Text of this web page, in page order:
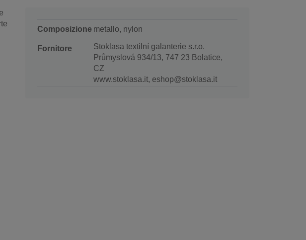
Composizione metallo, nylon
Fornitore
Stoklasa textilní galanterie s.r.o.
Průmyslová 934/13, 747 23 Bolatice,
CZ
www.stoklasa.it, eshop@stoklasa.it